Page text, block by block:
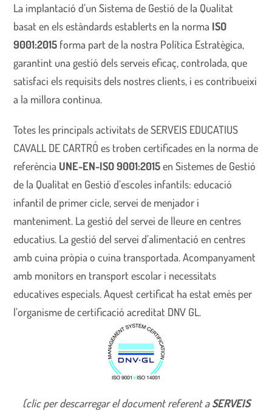
La implantació d’un Sistema de Gestió de la Qualitat
basat en els estàndards establerts en la norma ISO
9001:2015 forma part de la nostra Política Estratègica,
garantint una gestió dels serveis eficaç, controlada, que
satisfaci els requisits dels nostres clients, i es contribueixi
a la millora continua.
Totes les principals activitats de SERVEIS EDUCATIUS
CAVALL DE CARTRÓ es troben certificades en la norma de
referència UNE-EN-ISO 9001:2015en Sistemes de Gestió
de la Qualitat en Gestió d’escoles infantils: educació
infantil de primer cicle, servei de menjador i
manteniment. La gestió del servei de lleure en centres
educatius. La gestió del servei d’alimentació en centres
amb cuina pròpia o cuina transportada. Acompanyament
amb monitors en transport escolar i necessitats
educatives especials. Aquest certificat ha estat emès per
l’organisme de certificació acreditat DNV GL.
(clic per descarregar el document referent aSERVEIS